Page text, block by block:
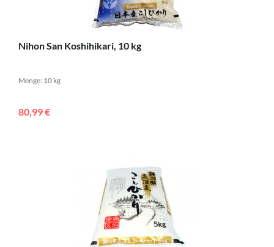
Nihon San Koshihikari, 10 kg
Menge: 10 kg
80,99 €